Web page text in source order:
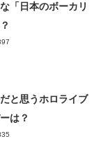
「日本のボーカリ
と思うホロライブ
は？